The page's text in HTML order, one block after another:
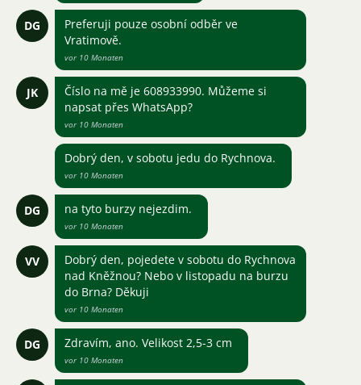
DG
Preferuji pouze osobní odběr ve
Vratimově.
vor 10 Monaten
JK
Číslo na mě je 608933990. Můžeme si
napsat přes WhatsApp?
vor 10 Monaten
Dobrý den, v sobotu jedu do Rychnova.
vor 10 Monaten
DG na tyto burzy nejezdim.
vor 10 Monaten
VV
Dobrý den, pojedete v sobotu do Rychnova
nad Kněžnou? Nebo v listopadu na burzu
do Brna? Děkuji
vor 10 Monaten
DG Zdravím, ano. Velikost 2,5-3 cm
vor 10 Monaten